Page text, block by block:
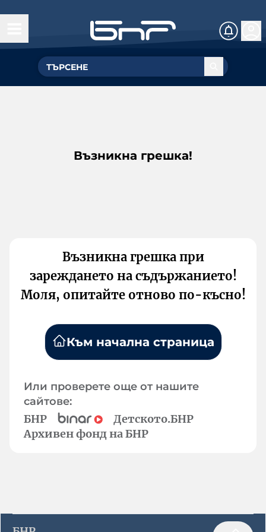
Възникна грешка!
Възникна грешка при
зареждането на съдържанието!
Моля, опитайте отново по-късно!
Към начална страница
Или проверете още от нашите
сайтове:
БНР
Детското.БНР
Архивен фонд на БНР